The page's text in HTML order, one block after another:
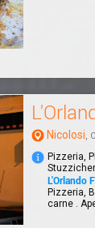
Nicolosi,
Pizzeria,
L'Orlando
Pizzeria,
carne .